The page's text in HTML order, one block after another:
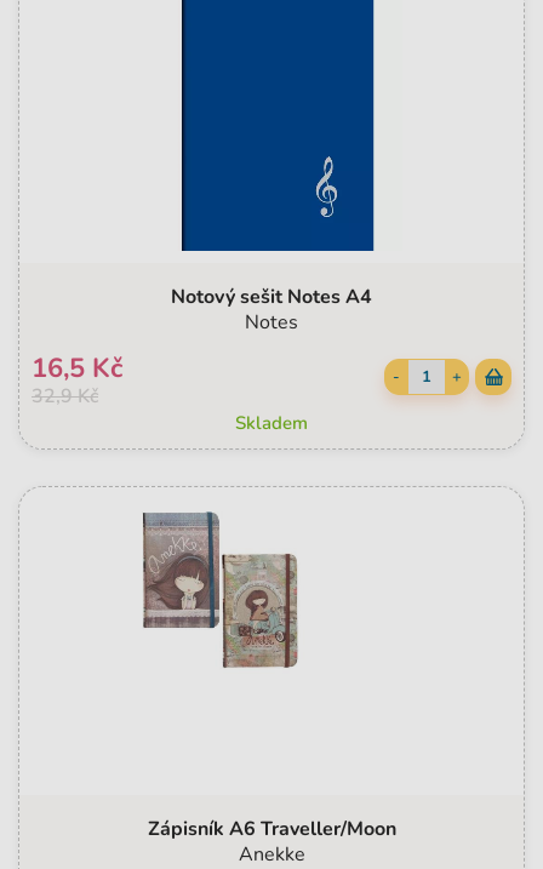
Notový sešit Notes A4
Notes
32,9 Kč
16,5 Kč - +
Skladem
Zápisník A6 Traveller/Moon
Anekke